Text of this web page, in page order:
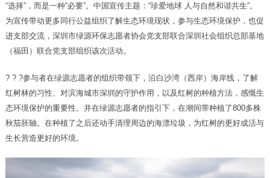
“选择”，而是一种“必要”。中国宣传主题：“珍爱地球 人与自然和谐共生”。
为宣传带动更多同行公益组织了解生态环境现状，参与生态环境保护，也促
进支部交流，深圳市绿源环保志愿者协会党支部联合深圳社会组织总部基地
（福田）联合党支部组织该次活动。
? ? ?参与者在绿源志愿者的组织带领下，沿白沙湾（西岸）海岸线，了解
红树林的习性、对滨海城市深圳的守护作用，以及红树的种植方法，感慨生
态环境保护的重要性。并在绿源志愿者的指引下，在潮间带种植了800多株
秋茄胚轴。在种植了之后还动手清理周边的海漂垃圾，为红树的更好成活与
生长营造更好的环境。